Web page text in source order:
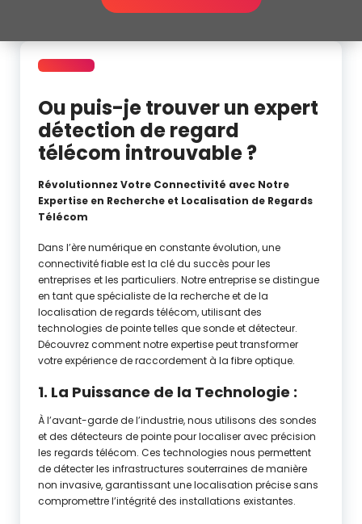
Ou puis-je trouver un expert
détection de regard
télécom introuvable ?
Révolutionnez Votre Connectivité avec Notre
Expertise en Recherche et Localisation de Regards
Télécom
Dans l’ère numérique en constante évolution, une
connectivité fiable est la clé du succès pour les
entreprises et les particuliers. Notre entreprise se distingue
en tant que spécialiste de la recherche et de la
localisation de regards télécom, utilisant des
technologies de pointe telles que sonde et détecteur.
Découvrez comment notre expertise peut transformer
votre expérience de raccordement à la fibre optique.
1. La Puissance de la Technologie :
À l’avant-garde de l’industrie, nous utilisons des sondes
et des détecteurs de pointe pour localiser avec précision
les regards télécom. Ces technologies nous permettent
de détecter les infrastructures souterraines de manière
non invasive, garantissant une localisation précise sans
compromettre l’intégrité des installations existantes.